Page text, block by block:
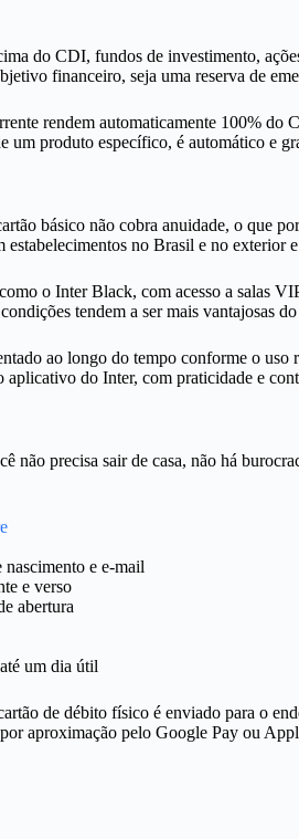
do CDI, fundos de investimento,
financeiro, seja uma reserva de
rendem automaticamente 100%
um produto específico, é automático e
básico não cobra anuidade, o que
no Brasil e no
o Inter Black, com acesso a salas
tendem a ser mais vantajosas
ao longo do tempo conforme o uso
do Inter, com praticidade e
precisa sair de casa, não há
nascimento e e-mail
e verso
abertura
um dia útil
de débito físico é enviado para o
aproximação pelo Google Pay ou